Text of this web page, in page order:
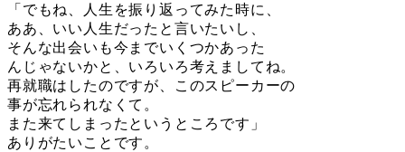
「でもね、人生を振り返ってみた時に、
ああ、いい人生だったと言いたいし、
そんな出会いも今までいくつかあった
んじゃないかと、いろいろ考えましてね。
再就職はしたのですが、このスピーカーの
事が忘れられなくて。
また来てしまったというところです」
ありがたいことです。